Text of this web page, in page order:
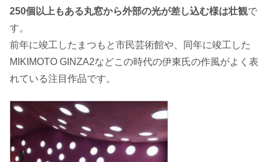
250個以上もある丸窓から外部の光が差し込む様は壮観で
す。
前年に竣工したまつもと市民芸術館や、同年に竣工した
MIKIMOTO GINZA2などこの時代の伊東氏の作風がよく表
れている注目作品です。